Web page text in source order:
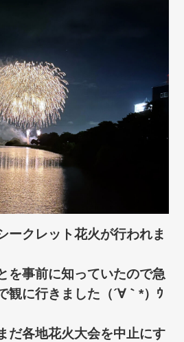
ークレット花火が行われま
を事前に知っていたので急
観に行きました（´∀｀*）ｳ
だ各地花火大会を中止にす